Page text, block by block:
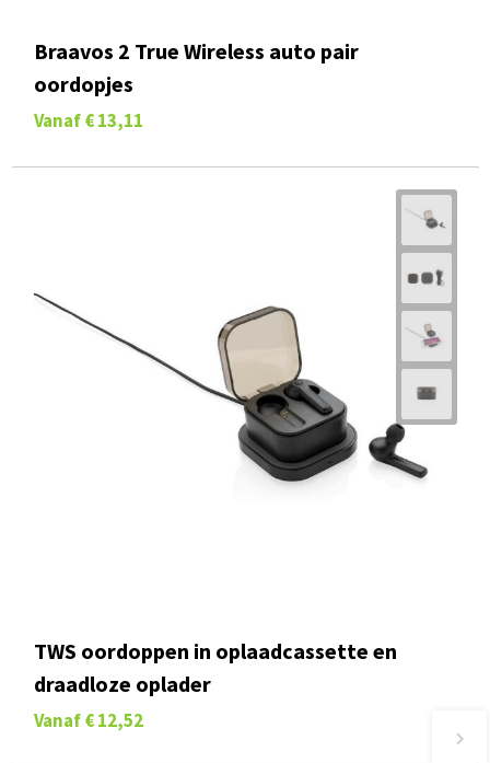
Braavos 2 True Wireless auto pair
oordopjes
Vanaf € 13,11
TWS oordoppen in oplaadcassette en
draadloze oplader
Vanaf € 12,52